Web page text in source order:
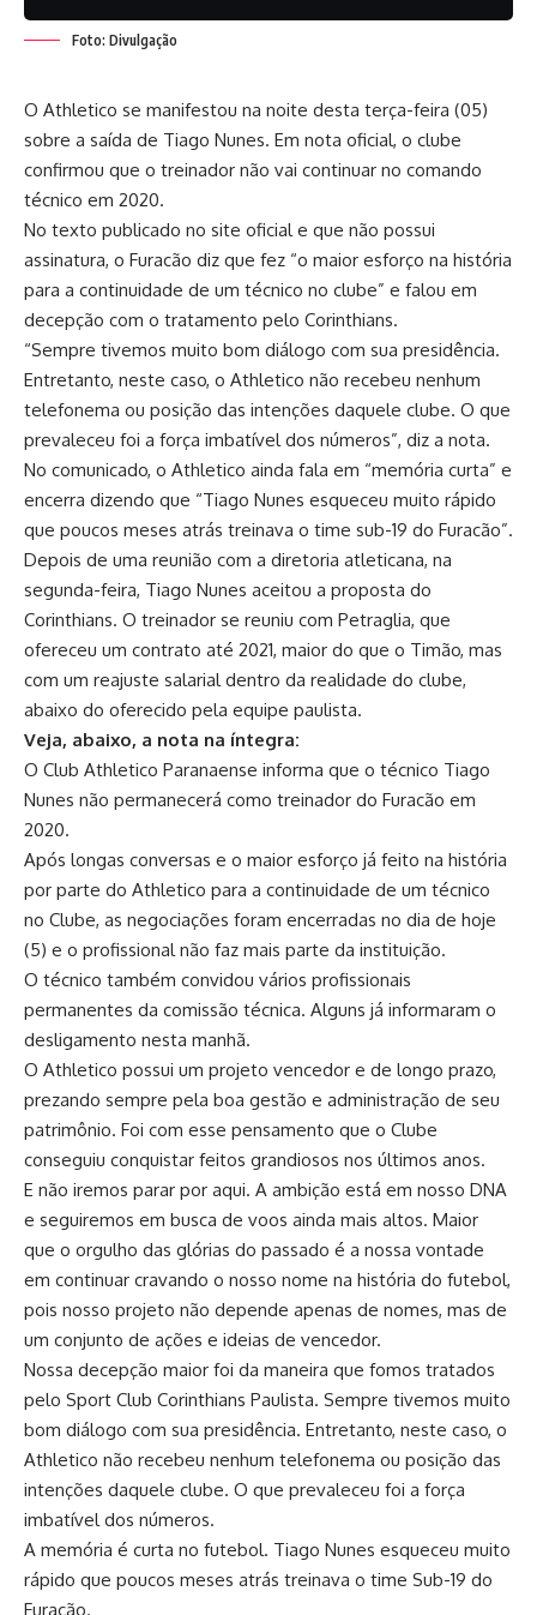
Foto: Divulgação
O Athletico se manifestou na noite desta terça-feira (05)
sobre a saída de Tiago Nunes. Em nota oficial, o clube
confirmou que o treinador não vai continuar no comando
técnico em 2020.
No texto publicado no site oficial e que não possui
assinatura, o Furacão diz que fez “o maior esforço na história
para a continuidade de um técnico no clube” e falou em
decepção com o tratamento pelo Corinthians.
“Sempre tivemos muito bom diálogo com sua presidência.
Entretanto, neste caso, o Athletico não recebeu nenhum
telefonema ou posição das intenções daquele clube. O que
prevaleceu foi a força imbatível dos números”, diz a nota.
No comunicado, o Athletico ainda fala em “memória curta” e
encerra dizendo que “Tiago Nunes esqueceu muito rápido
que poucos meses atrás treinava o time sub-19 do Furacão”.
Depois de uma reunião com a diretoria atleticana, na
segunda-feira, Tiago Nunes aceitou a proposta do
Corinthians. O treinador se reuniu com Petraglia, que
ofereceu um contrato até 2021, maior do que o Timão, mas
com um reajuste salarial dentro da realidade do clube,
abaixo do oferecido pela equipe paulista.
Veja, abaixo, a nota na íntegra:
O Club Athletico Paranaense informa que o técnico Tiago
Nunes não permanecerá como treinador do Furacão em
2020.
Após longas conversas e o maior esforço já feito na história
por parte do Athletico para a continuidade de um técnico
no Clube, as negociações foram encerradas no dia de hoje
(5) e o profissional não faz mais parte da instituição.
O técnico também convidou vários profissionais
permanentes da comissão técnica. Alguns já informaram o
desligamento nesta manhã.
O Athletico possui um projeto vencedor e de longo prazo,
prezando sempre pela boa gestão e administração de seu
patrimônio. Foi com esse pensamento que o Clube
conseguiu conquistar feitos grandiosos nos últimos anos.
E não iremos parar por aqui. A ambição está em nosso DNA
e seguiremos em busca de voos ainda mais altos. Maior
que o orgulho das glórias do passado é a nossa vontade
em continuar cravando o nosso nome na história do futebol,
pois nosso projeto não depende apenas de nomes, mas de
um conjunto de ações e ideias de vencedor.
Nossa decepção maior foi da maneira que fomos tratados
pelo Sport Club Corinthians Paulista. Sempre tivemos muito
bom diálogo com sua presidência. Entretanto, neste caso, o
Athletico não recebeu nenhum telefonema ou posição das
intenções daquele clube. O que prevaleceu foi a força
imbatível dos números.
A memória é curta no futebol. Tiago Nunes esqueceu muito
rápido que poucos meses atrás treinava o time Sub-19 do
Furacão.